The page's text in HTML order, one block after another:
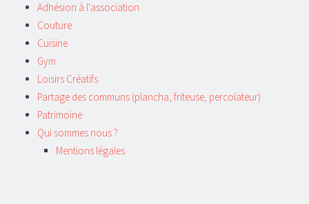
Adhésion à l'association
Couture
Cuisine
Gym
Loisirs Créatifs
Partage des communs (plancha, friteuse, percolateur)
Patrimoine
Qui sommes nous ?
Mentions légales